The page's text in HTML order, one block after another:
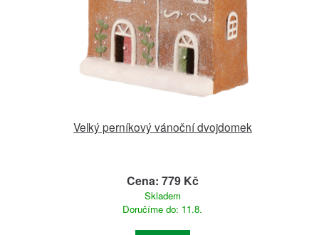
Velký perníkový vánoční dvojdomek
Cena: 779 Kč
Skladem
Doručíme do: 11.8.